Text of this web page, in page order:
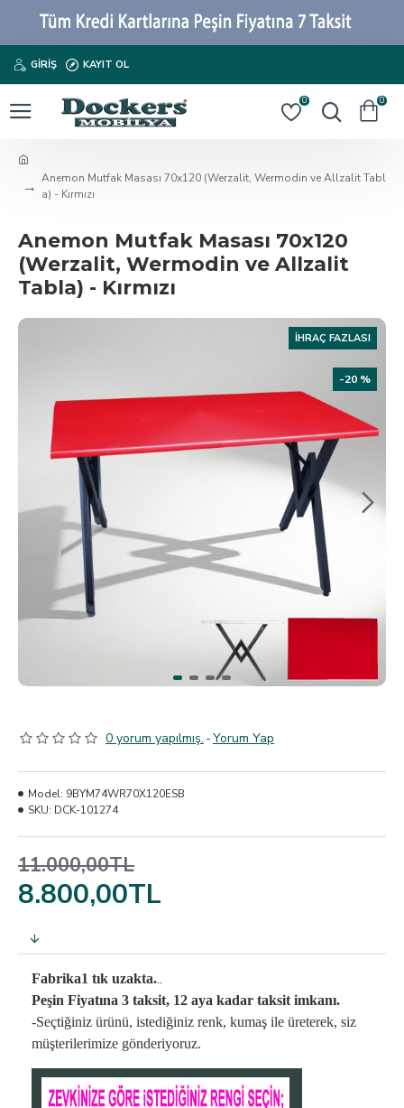
GIRIŞ KAYIT OL
0 0
Anemon Mutfak Masası 70x120 (Werzalit, Wermodin ve Allzalit Tabl
a) - Kırmızı
Anemon Mutfak Masası 70x120
(Werzalit, Wermodin ve Allzalit
Tabla) - Kırmızı
İHRAÇ FAZLASI
-20 %
0 yorum yapılmış. -Yorum Yap
8.800,00TL
11.000,00TL
Model: 9BYM74WR70X120ESB
SKU: DCK-101274
Fabrika1 tık uzakta...
Peşin Fiyatına 3 taksit, 12 aya kadar taksit imkanı.
-Seçtiğiniz ürünü, istediğiniz renk, kumaş ile üreterek, siz
müşterilerimize gönderiyoruz.